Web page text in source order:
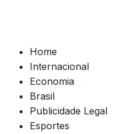
Home
Internacional
Economia
Brasil
Publicidade Legal
Esportes